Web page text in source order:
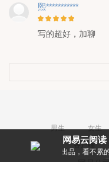
熙***********
写的超好，加聊
男生 女生
客户端
网易公
网易云阅读
品，看不累的阅读神器